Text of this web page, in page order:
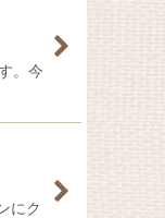
。今
にク